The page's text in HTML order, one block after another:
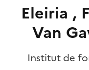
Eleiria ,
Van
Institut de